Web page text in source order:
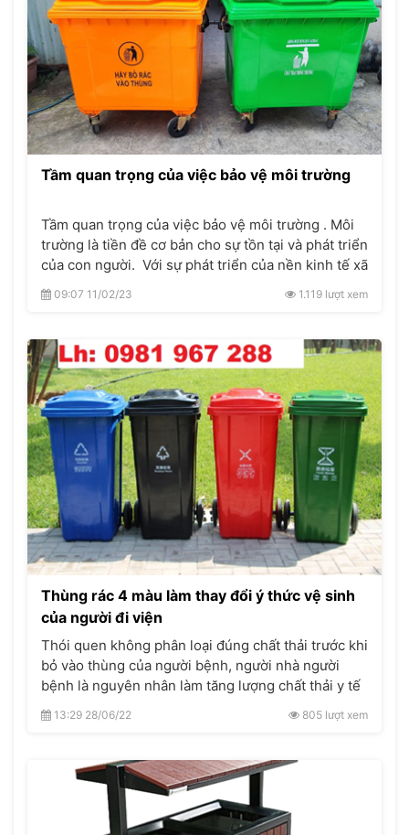
Tầm quan trọng của việc bảo vệ môi trường
Tầm quan trọng của việc bảo vệ môi trường . Môi
trường là tiền đề cơ bản cho sự tồn tại và phát triển
của con người. Với sự phát triển của nền kinh tế xã
hội, vấn đề môi trường đã được đưa vào chương
trình nghị sự của chính phủ các nước như một vấn
09:07 11/02/23 1.119 lượt xem
Thùng rác 4 màu làm thay đổi ý thức vệ sinh
của người đi viện
Thói quen không phân loại đúng chất thải trước khi
bỏ vào thùng của người bệnh, người nhà người
bệnh là nguyên nhân làm tăng lượng chất thải y tế
nguy hại, tăng chi phí xử lý chất thải của bệnh viện
13:29 28/06/22 805 lượt xem